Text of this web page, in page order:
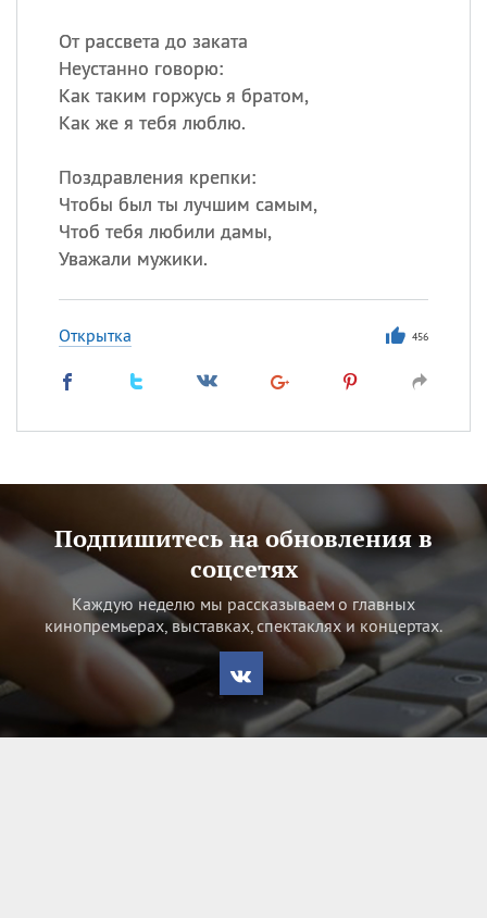
От рассвета до заката
Неустанно говорю:
Как таким горжусь я братом,
Как же я тебя люблю.
Поздравления крепки:
Чтобы был ты лучшим самым,
Чтоб тебя любили дамы,
Уважали мужики.
Открытка 456
Подпишитесь на обновления в
соцсетях
Каждую неделю мы рассказываем о главных
кинопремьерах, выставках, спектаклях и концертах.